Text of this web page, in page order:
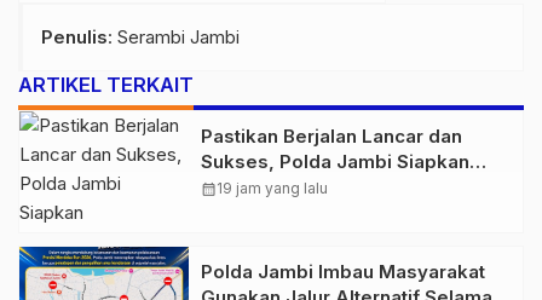
Penulis: Serambi Jambi
ARTIKEL TERKAIT
Pastikan Berjalan Lancar dan
Sukses, Polda Jambi Siapkan
Pengamanan Berlapis untuk 8.750
calendar_month19 jam yang lalu
Polda Jambi Imbau Masyarakat